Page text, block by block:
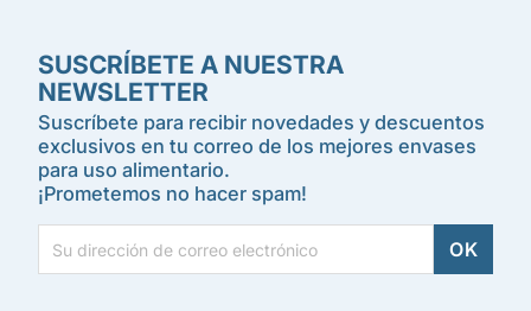
SUSCRÍBETE A NUESTRA
NEWSLETTER
Suscríbete para recibir novedades y descuentos
exclusivos en tu correo de los mejores envases
para uso alimentario.
¡Prometemos no hacer spam!